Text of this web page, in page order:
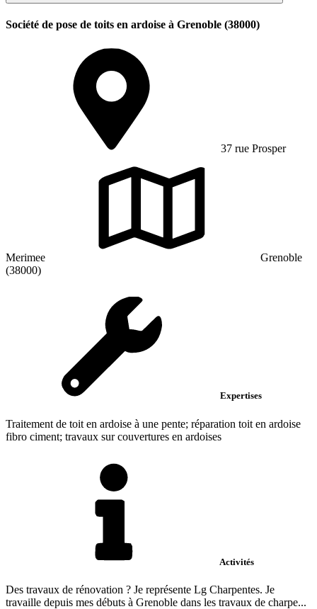
Société de pose de toits en ardoise à Grenoble (38000)
37 rue Prosper
Merimee
Grenoble
(38000)
Expertises
Traitement de toit en ardoise à une pente; réparation toit en ardoise
fibro ciment; travaux sur couvertures en ardoises
Activités
Des travaux de rénovation ? Je représente Lg Charpentes. Je
travaille depuis mes débuts à Grenoble dans les travaux de charpe...